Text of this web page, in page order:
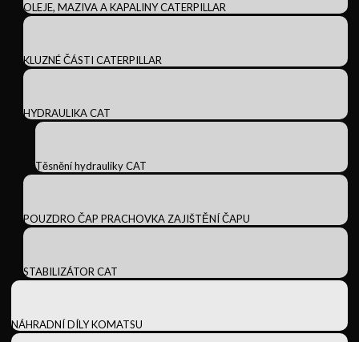
OLEJE, MAZIVA A KAPALINY CATERPILLAR
KLUZNÉ ČÁSTI CATERPILLAR
HYDRAULIKA CAT
Těsnění hydrauliky CAT
POUZDRO ČAP PRACHOVKA ZAJIŠTĚNÍ ČAPU
STABILIZÁTOR CAT
NÁHRADNÍ DÍLY KOMATSU